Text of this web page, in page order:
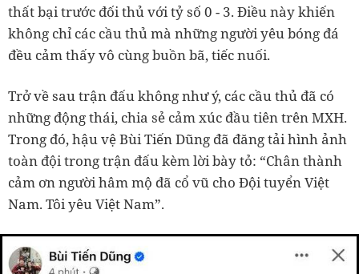
thất bại trước đối thủ với tỷ số 0 - 3. Điều này khiến
không chỉ các cầu thủ mà những người yêu bóng đá
đều cảm thấy vô cùng buồn bã, tiếc nuối.
Trở về sau trận đấu không như ý, các cầu thủ đã có
những động thái, chia sẻ cảm xúc đầu tiên trên MXH.
Trong đó, hậu vệ Bùi Tiến Dũng đã đăng tải hình ảnh
toàn đội trong trận đấu kèm lời bày tỏ: “Chân thành
cảm ơn người hâm mộ đã cổ vũ cho Đội tuyển Việt
Nam. Tôi yêu Việt Nam”.